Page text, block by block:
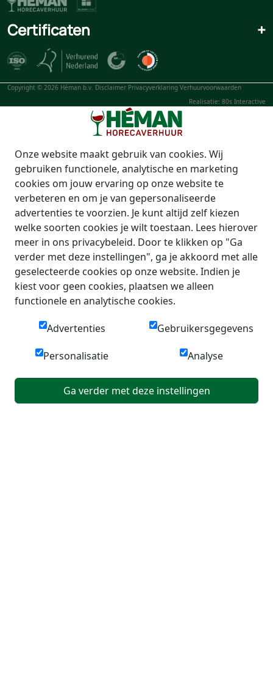
Certificaten +
Copyright © 2026 Héman b.v. Disclaimer Privacyverklaring Verhuurvoorwaarden
Realisatie: 80s Interactive
Onze website maakt gebruik van cookies. Wij
gebruiken functionele, analytische en marketing
cookies om jouw ervaring op onze website te
verbeteren en om je van gepersonaliseerde
advertenties te voorzien. Je kunt altijd zelf kiezen
welke soorten cookies je wilt toestaan. Lees hierover
meer in ons privacybeleid. Door te klikken op "Ga
verder met deze instellingen", ga je akkoord met alle
geselecteerde cookies op onze website. Indien je
kiest voor geen cookies, plaatsen we alleen
functionele en analytische cookies.
Advertenties Gebruikersgegevens
Personalisatie Analyse
Ga verder met deze instellingen